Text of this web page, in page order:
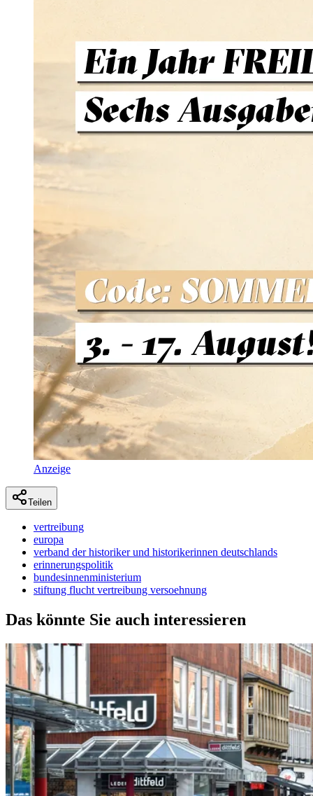
Anzeige
Teilen
vertreibung
europa
verband der historiker und historikerinnen deutschlands
erinnerungspolitik
bundesinnenministerium
stiftung flucht vertreibung versoehnung
Das könnte Sie auch interessieren